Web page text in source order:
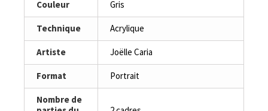
Couleur Gris
Technique Acrylique
Artiste Joëlle Caria
Format Portrait
Nombre de